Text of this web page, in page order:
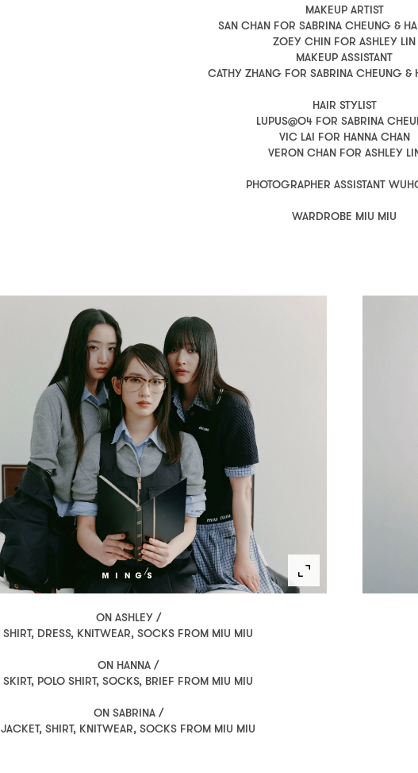
MAKEUP ARTIST
SAN CHAN FOR SABRINA CHEUNG &
ZOEY CHIN FOR ASHLEY LIN
MAKEUP ASSISTANT
CATHY ZHANG FOR SABRINA CHEUNG &
HAIR STYLIST
LUPUS@O4 FOR SABRINA
VIC LAI FOR HANNA CHAN
VERON CHAN FOR ASHLEY
PHOTOGRAPHER ASSISTANT
WARDROBE MIU MIU
ON ASHLEY /
SHIRT, DRESS, KNITWEAR, SOCKS FROM MIU MIU
ON HANNA /
SKIRT, POLO SHIRT, SOCKS, BRIEF FROM MIU MIU
ON SABRINA /
JACKET, SHIRT, KNITWEAR, SOCKS FROM MIU MIU